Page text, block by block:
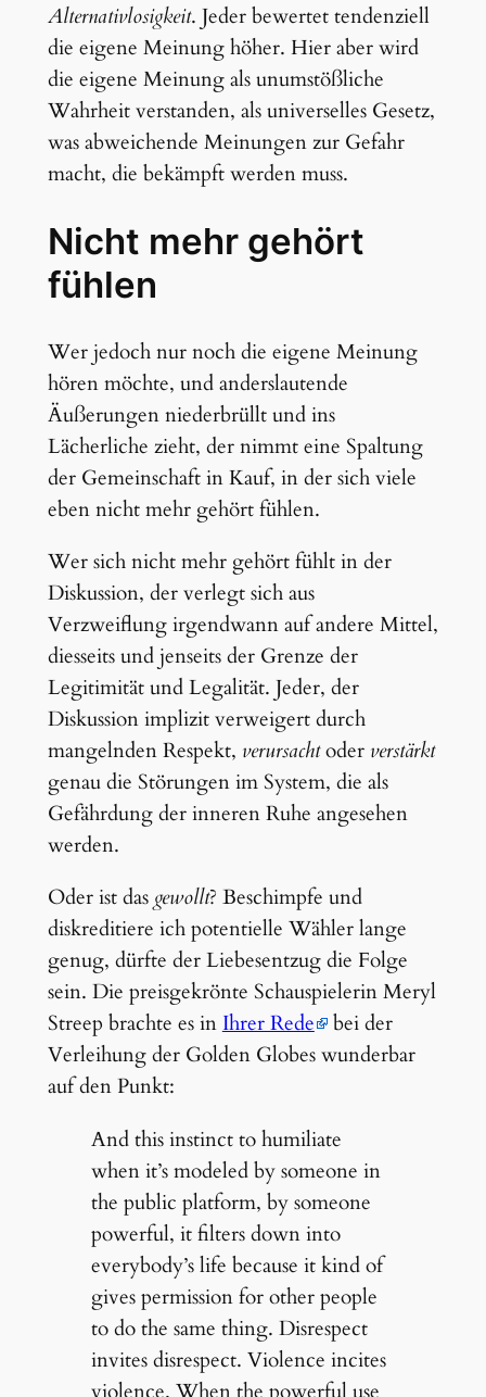
Alternativlosigkeit. Jeder bewertet tendenziell
die eigene Meinung höher. Hier aber wird
die eigene Meinung als unumstößliche
Wahrheit verstanden, als universelles Gesetz,
was abweichende Meinungen zur Gefahr
macht, die bekämpft werden muss.
Nicht mehr gehört
fühlen
Wer jedoch nur noch die eigene Meinung
hören möchte, und anderslautende
Äußerungen niederbrüllt und ins
Lächerliche zieht, der nimmt eine Spaltung
der Gemeinschaft in Kauf, in der sich viele
eben nicht mehr gehört fühlen.
Wer sich nicht mehr gehört fühlt in der
Diskussion, der verlegt sich aus
Verzweiflung irgendwann auf andere Mittel,
diesseits und jenseits der Grenze der
Legitimität und Legalität. Jeder, der
Diskussion implizit verweigert durch
mangelnden Respekt, verursachtoder verstärkt
genau die Störungen im System, die als
Gefährdung der inneren Ruhe angesehen
werden.
Oder ist das gewollt? Beschimpfe und
diskreditiere ich potentielle Wähler lange
genug, dürfte der Liebesentzug die Folge
sein. Die preisgekrönte Schauspielerin Meryl
Streep brachte es inIhrer Rede bei der
Verleihung der Golden Globes wunderbar
auf den Punkt:
And this instinct to humiliate
when it’s modeled by someone in
the public platform, by someone
powerful, it filters down into
everybody’s life because it kind of
gives permission for other people
to do the same thing. Disrespect
invites disrespect. Violence incites
violence. When the powerful use